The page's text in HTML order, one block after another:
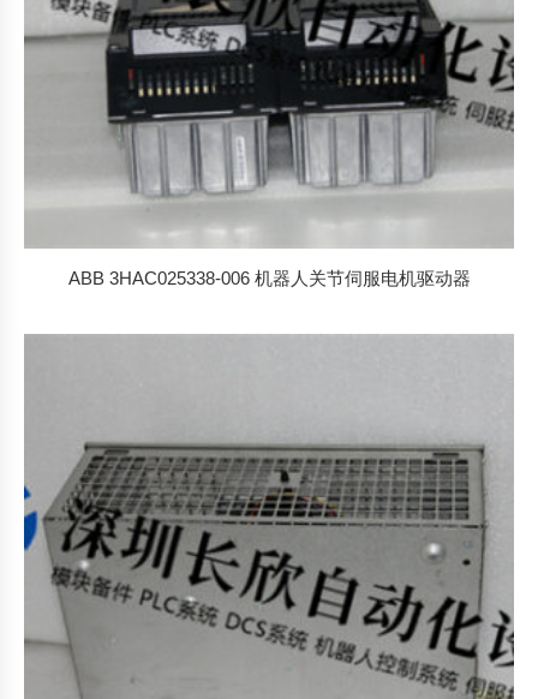
ABB 3HAC025338-006 机器人关节伺服电机驱动器